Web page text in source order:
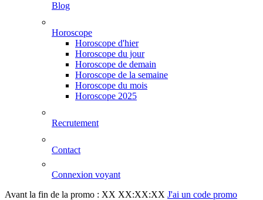
Blog
Horoscope
Horoscope d'hier
Horoscope du jour
Horoscope de demain
Horoscope de la semaine
Horoscope du mois
Horoscope 2025
Recrutement
Contact
Connexion voyant
Avant la fin de la promo : XX XX:XX:XX J'ai un code promo